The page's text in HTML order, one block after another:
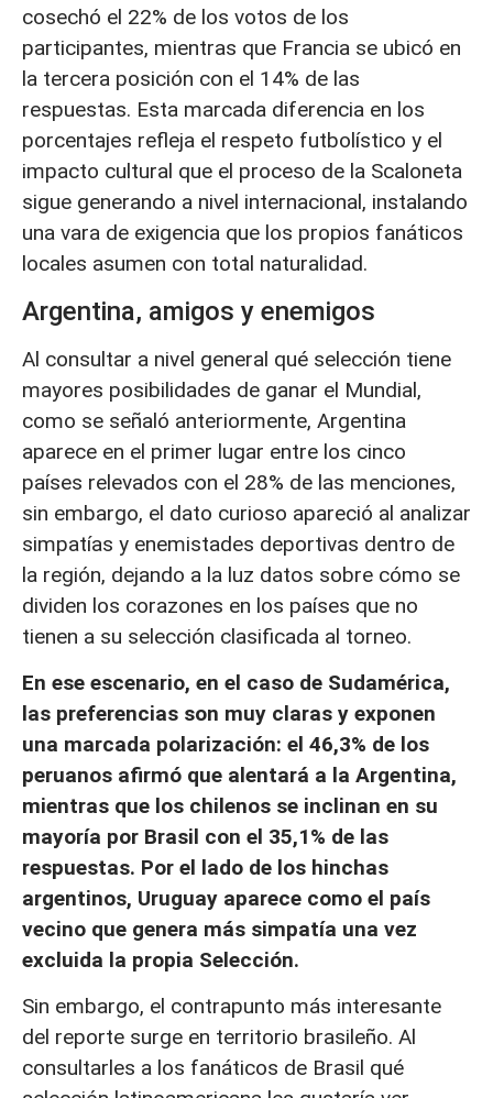
cosechó el 22% de los votos de los
participantes, mientras que Francia se ubicó en
la tercera posición con el 14% de las
respuestas. Esta marcada diferencia en los
porcentajes refleja el respeto futbolístico y el
impacto cultural que el proceso de la Scaloneta
sigue generando a nivel internacional, instalando
una vara de exigencia que los propios fanáticos
locales asumen con total naturalidad.
Argentina, amigos y enemigos
Al consultar a nivel general qué selección tiene
mayores posibilidades de ganar el Mundial,
como se señaló anteriormente, Argentina
aparece en el primer lugar entre los cinco
países relevados con el 28% de las menciones,
sin embargo, el dato curioso apareció al analizar
simpatías y enemistades deportivas dentro de
la región, dejando a la luz datos sobre cómo se
dividen los corazones en los países que no
tienen a su selección clasificada al torneo.
En ese escenario, en el caso de Sudamérica,
las preferencias son muy claras y exponen
una marcada polarización: el 46,3% de los
peruanos afirmó que alentará a la Argentina,
mientras que los chilenos se inclinan en su
mayoría por Brasil con el 35,1% de las
respuestas. Por el lado de los hinchas
argentinos, Uruguay aparece como el país
vecino que genera más simpatía una vez
excluida la propia Selección.
Sin embargo, el contrapunto más interesante
del reporte surge en territorio brasileño. Al
consultarles a los fanáticos de Brasil qué